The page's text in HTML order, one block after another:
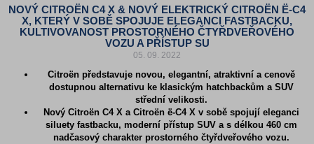
NOVÝ CITROËN C4 X & NOVÝ ELEKTRICKÝ CITROËN Ë-C4
X, KTERÝ V SOBĚ SPOJUJE ELEGANCI FASTBACKU,
KULTIVOVANOST PROSTORNÉHO ČTYŘDVEŘOVÉHO
VOZU A PŘÍSTUP SU
05. 09. 2022
Citroën představuje novou, elegantní, atraktivní a cenově
dostupnou alternativu ke klasickým hatchbackům a SUV
střední velikosti.
Nový Citroën C4 X a Citroën ë-C4 X v sobě spojují eleganci
siluety fastbacku, moderní přístup SUV a s délkou 460 cm
nadčasový charakter prostorného čtyřdveřového vozu.